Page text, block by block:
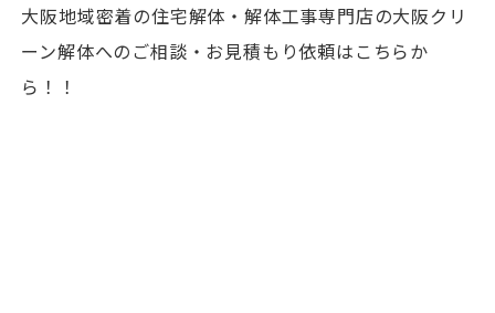
大阪地域密着の住宅解体・解体工事専門店の大阪クリ
ーン解体へのご相談・お見積もり依頼はこちらか
ら！！